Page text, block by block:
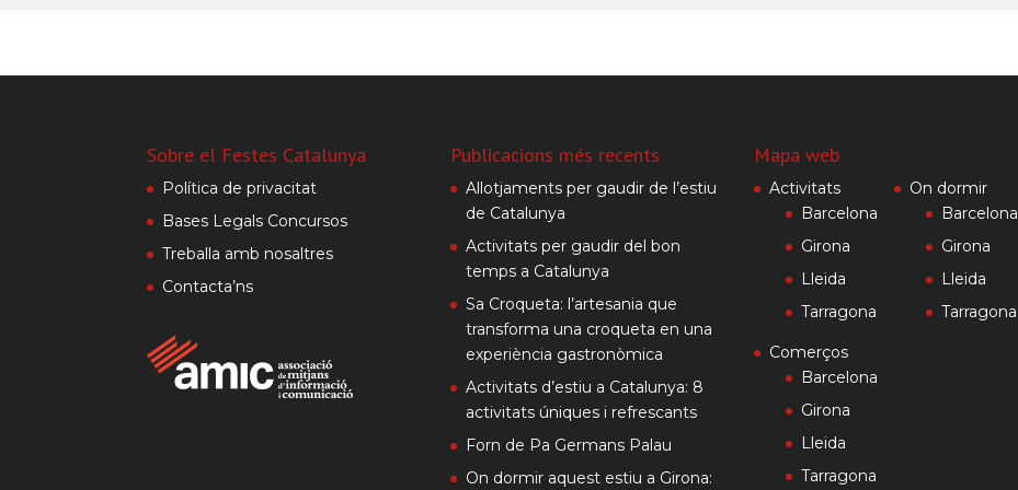
Sobre el Festes Catalunya
Política de privacitat
Bases Legals Concursos
Treballa amb nosaltres
Contacta’ns
Publicacions més recents
Allotjaments per gaudir de l’estiu
de Catalunya
Activitats per gaudir del bon
temps a Catalunya
Sa Croqueta: l’artesania que
transforma una croqueta en una
experiència gastronòmica
Activitats d’estiu a Catalunya: 8
activitats úniques i refrescants
Forn de Pa Germans Palau
On dormir aquest estiu a Girona:
Mapa web
Activitats
Barcelona
Girona
Lleida
Tarragona
On dormir
Barcelona
Girona
Lleida
Tarragona
Comerços
Barcelona
Girona
Lleida
Tarragona